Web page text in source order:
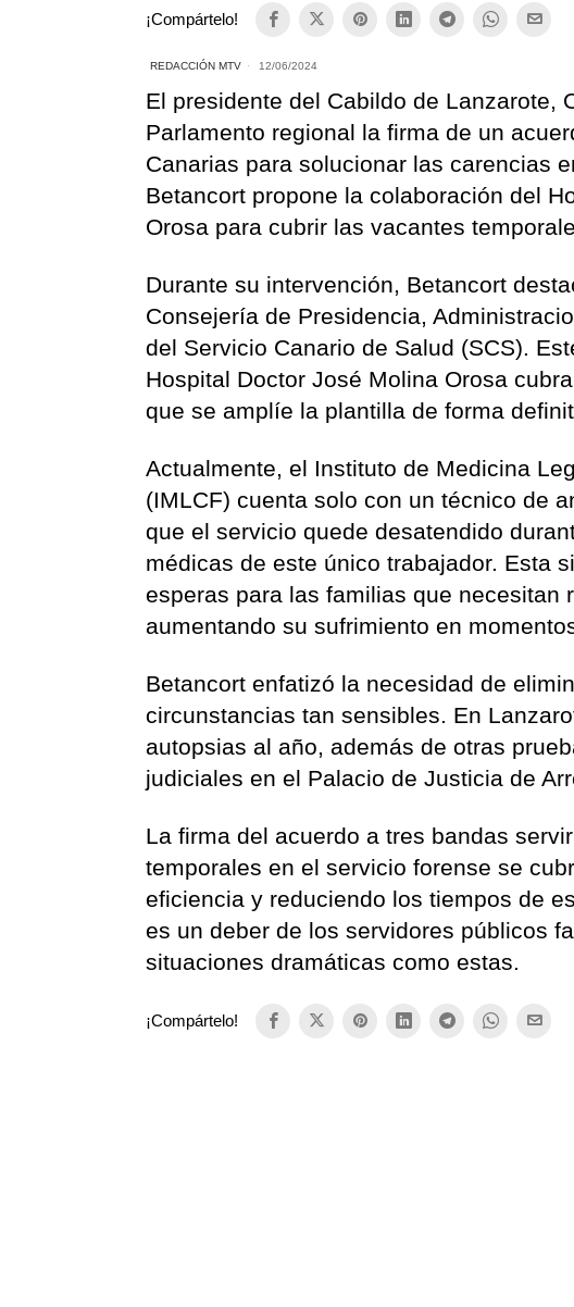
¡Compártelo!
REDACCIÓN MTV 12/06/2024
El presidente del Cabildo de Lanzarote,
Parlamento regional la firma de un
Canarias para solucionar las carencias
Betancort propone la colaboración del
Orosa para cubrir las vacantes
Durante su intervención, Betancort
Consejería de Presidencia,
del Servicio Canario de Salud (SCS).
Hospital Doctor José Molina Orosa
que se amplíe la plantilla de forma
Actualmente, el Instituto de Medicina
(IMLCF) cuenta solo con un técnico de
que el servicio quede desatendido
médicas de este único trabajador. Esta
esperas para las familias que necesitan
aumentando su sufrimiento en
Betancort enfatizó la necesidad de
circunstancias tan sensibles. En
autopsias al año, además de otras
judiciales en el Palacio de Justicia de
La firma del acuerdo a tres bandas
temporales en el servicio forense se
eficiencia y reduciendo los tiempos de
es un deber de los servidores públicos
situaciones dramáticas como estas.
¡Compártelo!